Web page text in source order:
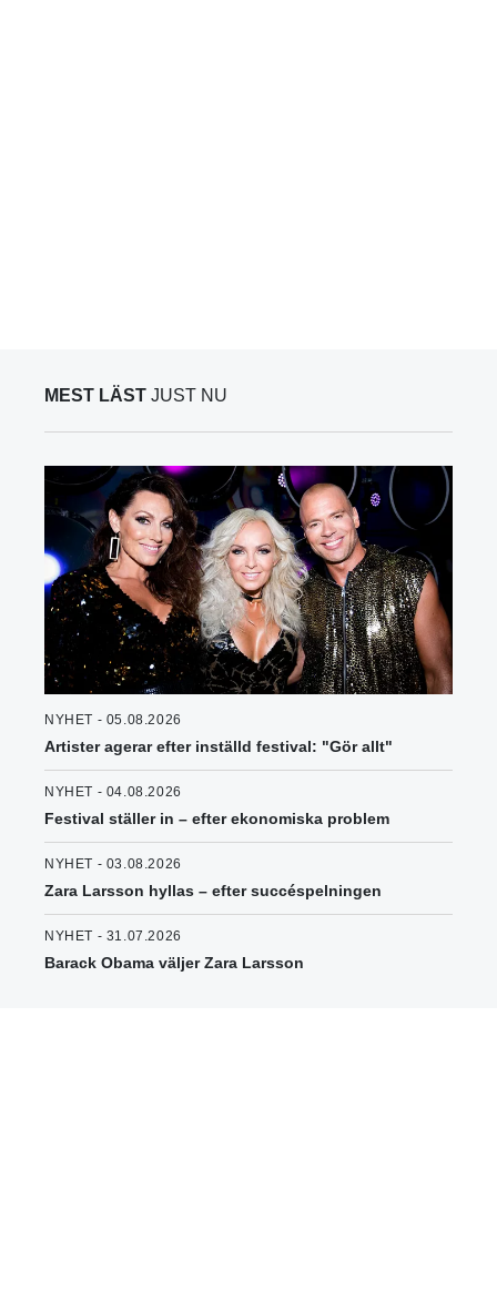
MEST LÄST JUST NU
NYHET - 05.08.2026
Artister agerar efter inställd festival: "Gör allt"
NYHET - 04.08.2026
Festival ställer in – efter ekonomiska problem
NYHET - 03.08.2026
Zara Larsson hyllas – efter succéspelningen
NYHET - 31.07.2026
Barack Obama väljer Zara Larsson